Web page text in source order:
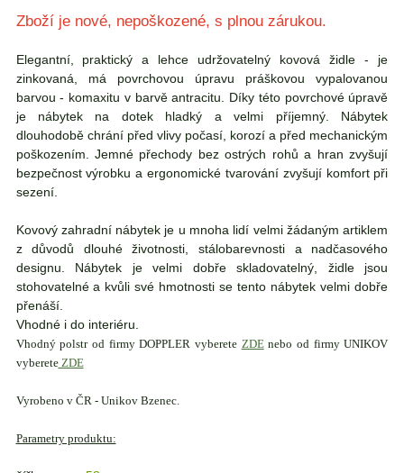
Zboží je nové, nepoškozené, s plnou zárukou.
Elegantní, praktický a lehce udržovatelný kovová židle - je
zinkovaná, má povrchovou úpravu práškovou vypalovanou
barvou - komaxitu v barvě antracitu. Díky této povrchové úpravě
je nábytek na dotek hladký a velmi příjemný. Nábytek
dlouhodobě chrání před vlivy počasí, korozí a před mechanickým
poškozením. Jemné přechody bez ostrých rohů a hran zvyšují
bezpečnost výrobku a ergonomické tvarování zvyšují komfort při
sezení.
Kovový zahradní nábytek je u mnoha lidí velmi žádaným artiklem
z důvodů dlouhé životnosti, stálobarevnosti a nadčasového
designu. Nábytek je velmi dobře skladovatelný, židle jsou
stohovatelné a kvůli své hmotnosti se tento nábytek velmi dobře
přenáší.
Vhodné i do interiéru.
Vhodný polstr od firmy DOPPLER vyberete ZDEnebo od firmy UNIKOV
vybereteZDE
Vyrobeno v ČR - Unikov Bzenec.
Parametry produktu: